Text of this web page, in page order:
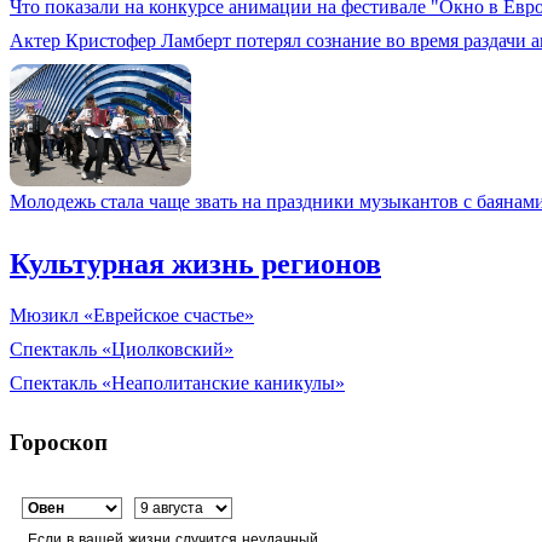
Что показали на конкурсе анимации на фестивале "Окно в
Актер Кристофер Ламберт потерял сознание во время раздачи
Молодежь стала чаще звать на праздники музыкантов с
Культурная жизнь регионов
Мюзикл «Еврейское счастье»
Спектакль «Циолковский»
Спектакль «Неаполитанские каникулы»
Гороскоп